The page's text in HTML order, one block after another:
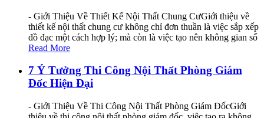
- Giới Thiệu Về Thiết Kế Nội Thất Chung CưGiới thiệu về
thiết kế nội thất chung cư không chỉ đơn thuần là việc sắp xếp
đồ đạc một cách hợp lý; mà còn là việc tạo nên không gian số
Read More
7 Ý Tưởng Thi Công Nội Thất Phòng Giám
Đốc Hiện Đại
- Giới Thiệu Về Thi Công Nội Thất Phòng Giám ĐốcGiới